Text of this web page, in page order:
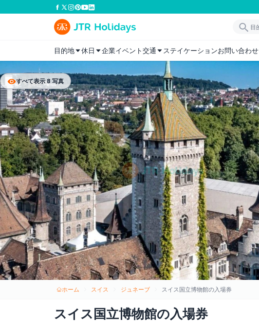
目的地 休日 企業イベント交通 ステイケーションお問い合わせ
すべて表示 8 写真
ホーム スイス ジュネーブ スイス国立博物館の入場券
スイス国立博物館の入場券